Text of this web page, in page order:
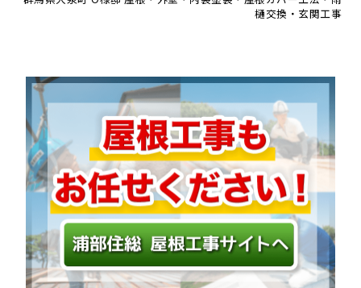
樋交換・玄関工事